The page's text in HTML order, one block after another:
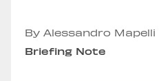
By Alessandro Mapelli
Briefing Note